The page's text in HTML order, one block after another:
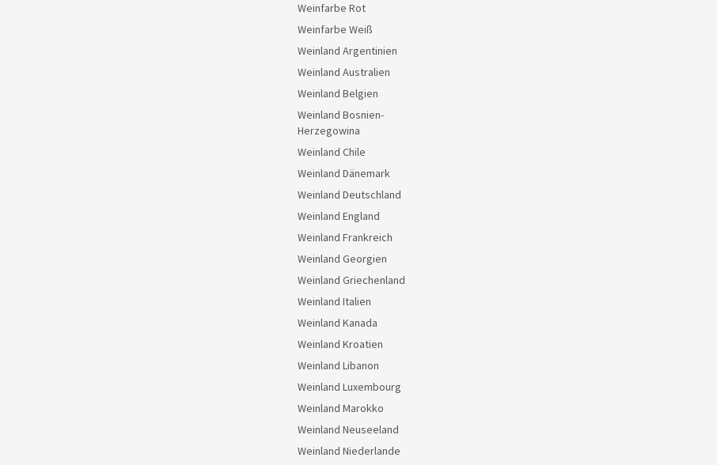
Weinfarbe Rot
Weinfarbe Weiß
Weinland Argentinien
Weinland Australien
Weinland Belgien
Weinland Bosnien-
Herzegowina
Weinland Chile
Weinland Dänemark
Weinland Deutschland
Weinland England
Weinland Frankreich
Weinland Georgien
Weinland Griechenland
Weinland Italien
Weinland Kanada
Weinland Kroatien
Weinland Libanon
Weinland Luxembourg
Weinland Marokko
Weinland Neuseeland
Weinland Niederlande